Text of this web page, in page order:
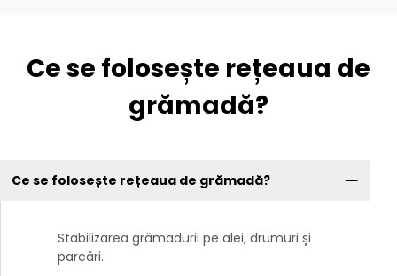
Ce se folosește rețeaua de
grămadă?
Ce se folosește rețeaua de grămadă?
Stabilizarea grămadurii pe alei, drumuri și
parcări.